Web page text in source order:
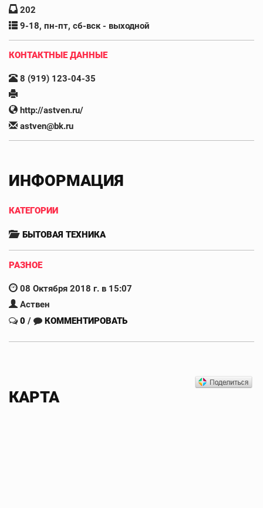
202
9-18, пн-пт, сб-вск - выходной
КОНТАКТНЫЕ ДАННЫЕ
8 (919) 123-04-35
http://astven.ru/
astven@bk.ru
ИНФОРМАЦИЯ
КАТЕГОРИИ
БЫТОВАЯ ТЕХНИКА
РАЗНОЕ
08 Октября 2018 г. в 15:07
Аствен
0 / КОММЕНТИРОВАТЬ
КАРТА